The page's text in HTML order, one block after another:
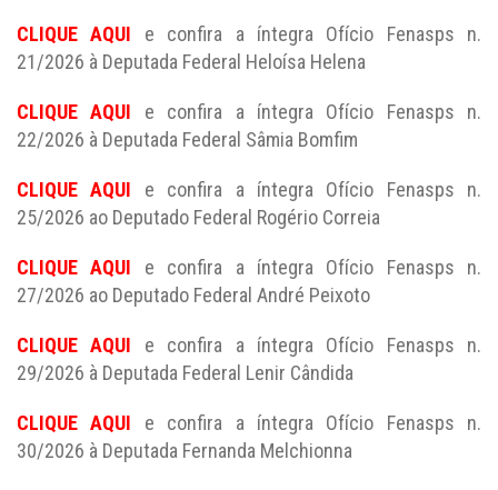
CLIQUE AQUI e confira a íntegra Ofício Fenasps n.
21/2026 à Deputada Federal Heloísa Helena
CLIQUE AQUI e confira a íntegra Ofício Fenasps n.
22/2026 à Deputada Federal Sâmia Bomfim
CLIQUE AQUI e confira a íntegra Ofício Fenasps n.
25/2026 ao Deputado Federal Rogério Correia
CLIQUE AQUI e confira a íntegra Ofício Fenasps n.
27/2026 ao Deputado Federal André Peixoto
CLIQUE AQUI e confira a íntegra Ofício Fenasps n.
29/2026 à Deputada Federal Lenir Cândida
CLIQUE AQUI e confira a íntegra Ofício Fenasps n.
30/2026 à Deputada Fernanda Melchionna